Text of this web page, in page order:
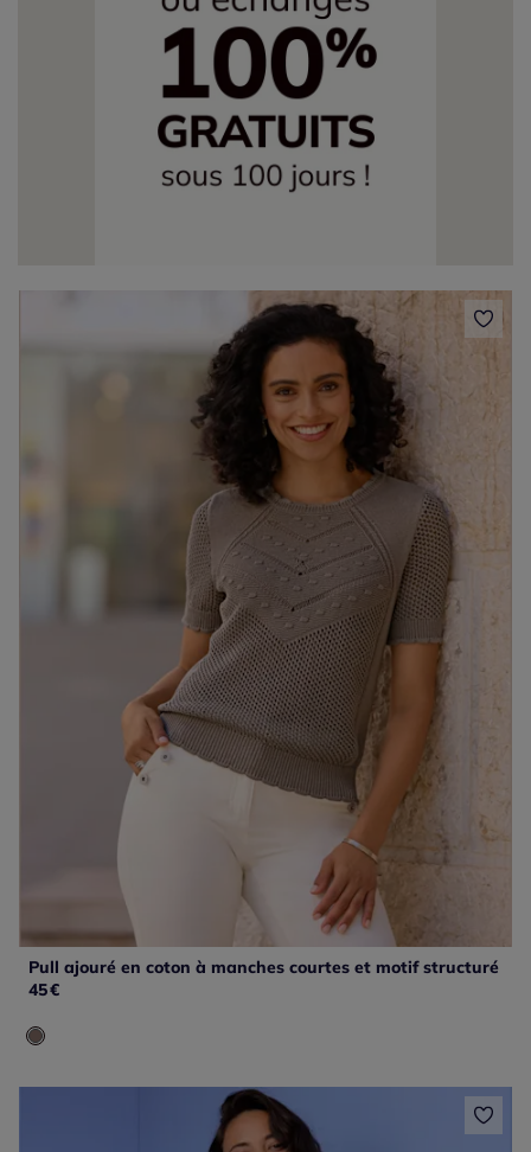
Pull ajouré en coton à manches courtes et motif structuré
45€